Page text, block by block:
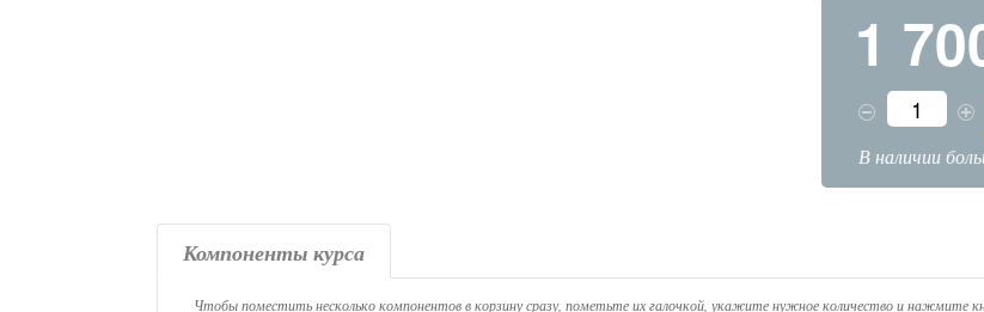
1
В наличии
Компоненты курса
Чтобы поместить несколько компонентов в корзину сразу, пометьте их галочкой, укажите нужное количество и нажмите